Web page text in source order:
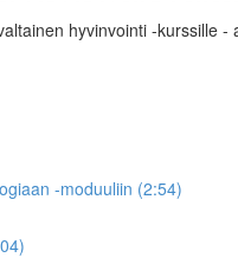
hyvinvointi -kurssille -
-moduuliin (2:54)